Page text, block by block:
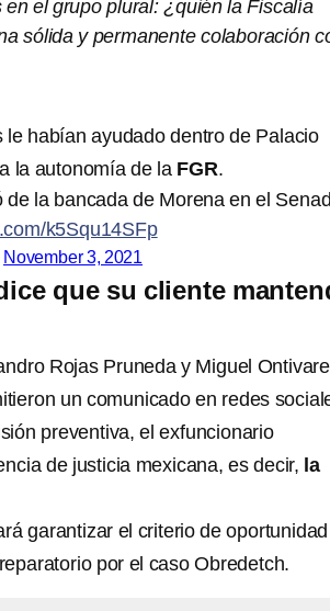
el grupo plural: ¿quién la Fiscalía
sólida y permanente colaboración
habían ayudado dentro de Palacio
la autonomía de la FGR.
la bancada de Morena en el
k5Squ14SFp
November 3, 2021
que su cliente
Rojas Pruneda y Miguel
un comunicado en redes
preventiva, el exfuncionario
de justicia mexicana, es decir, la
garantizar el criterio de oportunidad
por el caso Obredetch.